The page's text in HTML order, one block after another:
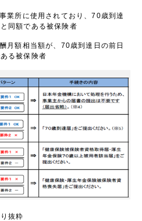
業所に使用されており、70歳到達
同額である被保険者
月額相当額が、70歳到達日の前日
る被保険者
抜粋